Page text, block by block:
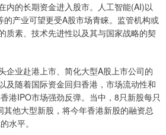
内的长期资金进入股市。人工智能(AI)以
的产业可望更受A股市场青睐。监管机构或
质素、技术先进性以及其与国家战略的契
业赴港上市、简化大型A股上市公司的
及随着国际资金回归香港，市场流动性和
港IPO市场强劲反弹。当中，8只新股每只
他大型新股，将今年香港新股的融资总
水平。